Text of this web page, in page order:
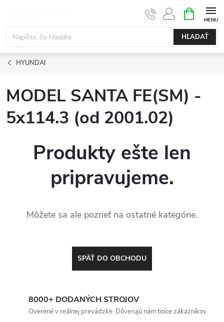
obsah
HĽADAŤ
KOŠÍK
HYUNDAI
MODEL SANTA FE(SM) -
5x114.3 (od 2001.02)
Produkty ešte len
pripravujeme.
Môžete sa ale pozrieť na ostatné kategórie.
SPÄŤ DO OBCHODU
8000+ DODANÝCH STROJOV
Overené v reálnej prevádzke. Dôverujú nám tisíce zákazníkov.